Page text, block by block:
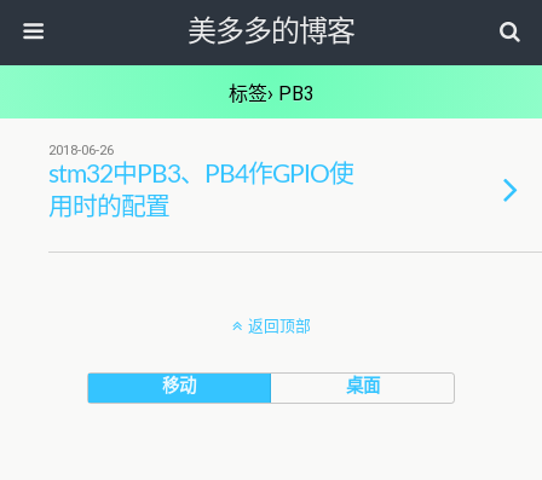
美多多的博客
标签› PB3
2018-06-26
stm32中PB3、PB4作GPIO使
用时的配置
返回顶部
移动 桌面